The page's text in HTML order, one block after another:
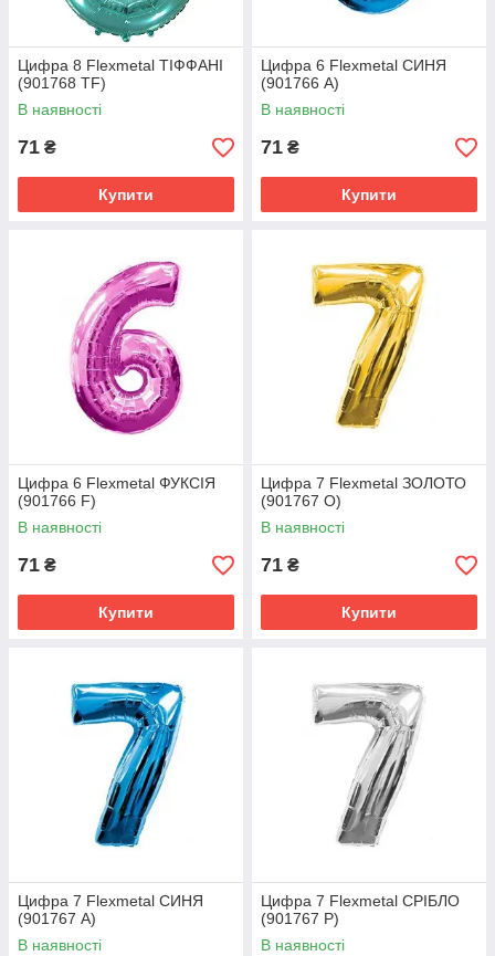
Цифра 8 Flexmetal ТІФФАНІ
(901768 TF)
В наявності
71 ₴
Купити
Цифра 6 Flexmetal СИНЯ
(901766 A)
В наявності
71 ₴
Купити
Цифра 6 Flexmetal ФУКСІЯ
(901766 F)
В наявності
71 ₴
Купити
Цифра 7 Flexmetal ЗОЛОТО
(901767 O)
В наявності
71 ₴
Купити
Цифра 7 Flexmetal СИНЯ
(901767 A)
В наявності
Цифра 7 Flexmetal СРІБЛО
(901767 Р)
В наявності